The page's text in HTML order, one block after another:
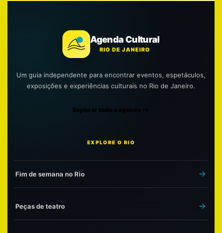
Agenda Cultural
RIO DE JANEIRO
Um guia independente para encontrar eventos, espetáculos,
exposições e experiências culturais no Rio de Janeiro.
Explorar toda a agenda
EXPLORE O RIO
Fim de semana no Rio
Peças de teatro